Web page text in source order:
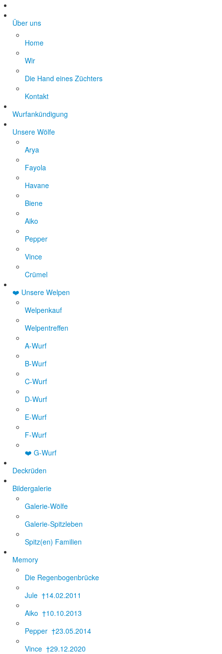
Über uns
Home
Wir
Die Hand eines Züchters
Kontakt
Wurfankündigung
Unsere Wölfe
Arya
Fayola
Havane
Biene
Aiko
Pepper
Vince
Crümel
❤️ Unsere Welpen
Welpenkauf
Welpentreffen
A-Wurf
B-Wurf
C-Wurf
D-Wurf
E-Wurf
F-Wurf
❤️ G-Wurf
Deckrüden
Bildergalerie
Galerie-Wölfe
Galerie-Spitzleben
Spitz(en) Familien
Memory
Die Regenbogenbrücke
Jule †14.02.2011
Aiko †10.10.2013
Pepper †23.05.2014
Vince †29.12.2020